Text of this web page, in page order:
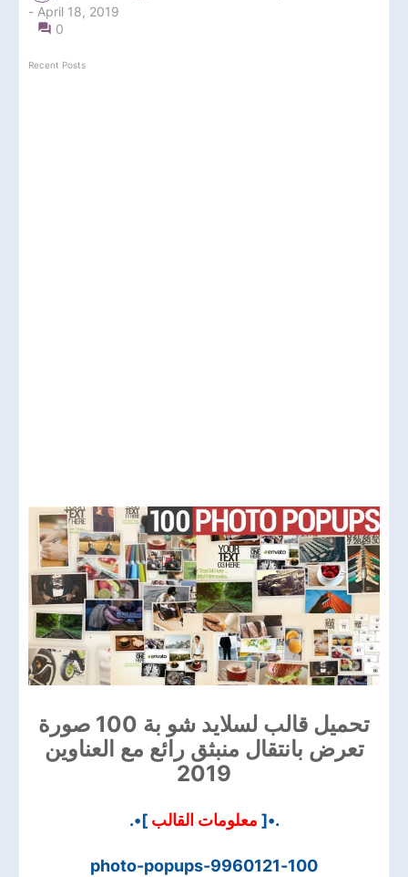
- April 18, 2019
0
Recent Posts
تحميل قالب لسلايد شو بة 100 صورة
تعرض بانتقال منبثق رائع مع العناوين
2019
.•[ معلومات القالب ]•.
100-photo-popups-9960121